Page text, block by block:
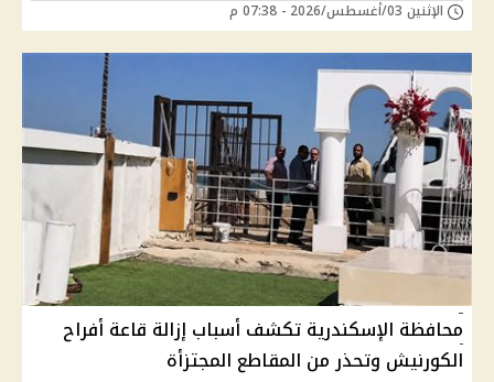
الإثنين 03/أغسطس/2026 - 07:38 م
محافظة الإسكندرية تكشف أسباب إزالة قاعة أفراح
الكورنيش وتحذر من المقاطع المجتزأة